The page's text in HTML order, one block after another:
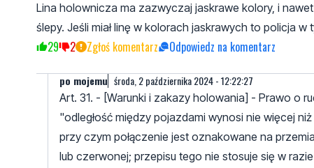
Lina holownicza ma zazwyczaj jaskrawe kolory, i
ślepy. Jeśli miał linę w kolorach jaskrawych to policja
29 2 Zgłoś komentarz Odpowiedz na komentarz
po mojemu środa, 2 października 2024 - 12:22:27
Art. 31. - [Warunki i zakazy holowania] - Prawo o
"odległość między pojazdami wynosi nie więcej
przy czym połączenie jest oznakowane na
lub czerwonej; przepisu tego nie stosuje się w